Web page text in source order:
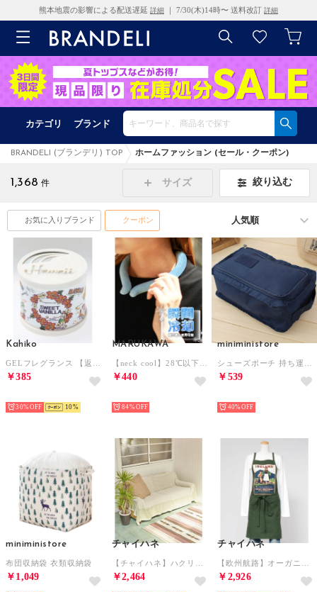
熊本地震の影響による配送遅延 詳細 ｜ 7/30(木)14時〜 送料改訂 詳細
カテゴリ ブランド
BRANDELI (ブランデリ) TOP ホームファッション (セール・クーポン)
1,368 件 サイズ 絞り込む
お気に入りブランド クーポン
Kahiko
￥385
30% 10
MARUKAWA
￥440
84%
miniministore
￥539
40%
miniministore
布団収納袋 衣類収納袋
￥1,049
チャイハネ
￥2,464
チャイハネ
￥2,926